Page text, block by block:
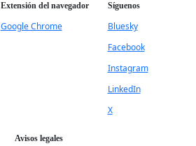
Extensión del navegador
Google Chrome
Síguenos
Bluesky
Facebook
Instagram
LinkedIn
X
Avisos legales